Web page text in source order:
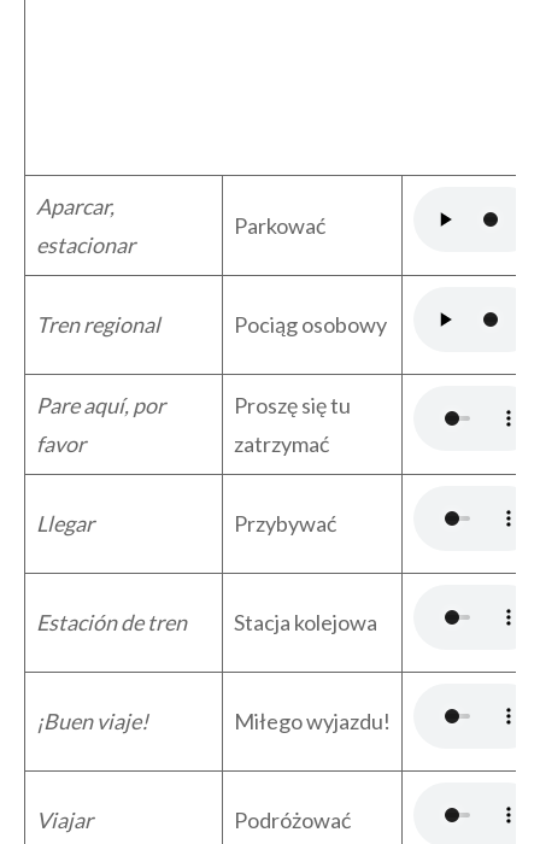
Aparcar,
estacionar
Parkować
Tren regional Pociąg osobowy
Pare aquí, por
favor
Proszę się tu
zatrzymać
Llegar Przybywać
Estación de tren Stacja kolejowa
¡Buen viaje! Miłego wyjazdu!
Viajar Podróżować